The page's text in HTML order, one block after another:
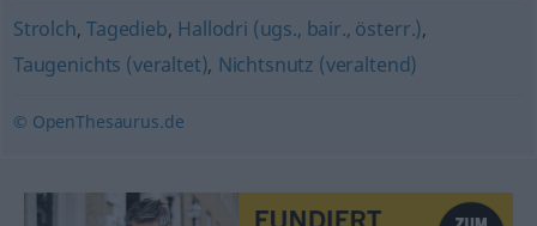
Strolch,Tagedieb, Hallodri (ugs., bair., österr.),
Taugenichts (veraltet), Nichtsnutz (veraltend)
© OpenThesaurus.de